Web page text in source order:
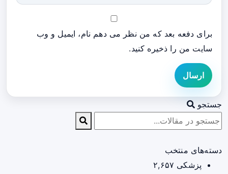
برای دفعه بعد که من نظر می دهم نام، ایمیل و وب
سایت من را ذخیره کنید.
ارسال
جستجو
دسته‌های منتخب
پزشکی ۲,۶۵۷